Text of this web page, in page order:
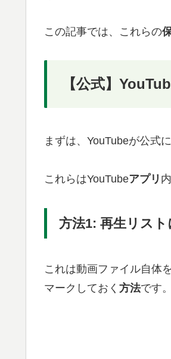
この記事では、これらの
【公式】
まずは、YouTubeが公式
これらはYouTubeアプリ
方法1: 再生リスト
これは動画ファイル自体を
マークしておく 方法です。